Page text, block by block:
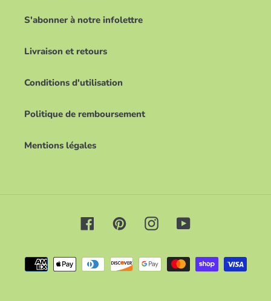
S'abonner à notre infolettre
Livraison et retours
Conditions d'utilisation
Politique de remboursement
Mentions légales
FacebookPinterestInstagramYouTube
Moyens
de